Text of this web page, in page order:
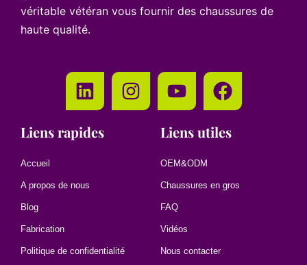
véritable vétéran vous fournir des chaussures de
haute qualité.
Liens rapides
Accueil
A propos de nous
Blog
Fabrication
Politique de confidentialité
Liens utiles
OEM&ODM
Chaussures en gros
FAQ
Vidéos
Nous contacter